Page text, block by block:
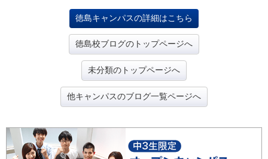
徳島キャンパスの詳細はこちら
徳島校ブログのトップページへ
未分類のトップページへ
他キャンパスのブログ一覧ページへ